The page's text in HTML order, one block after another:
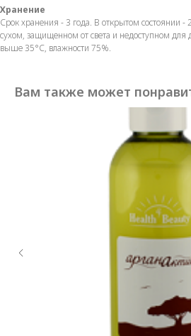
Хранение
Срок хранения - 3 года. В открытом состоянии -
сухом, защищенном от света и недоступном для
выше 35°С, влажности 75%.
Вам также может